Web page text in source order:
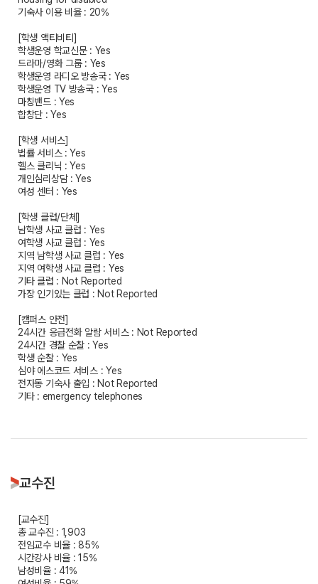
기숙사 이용 비율 : 20%
[학생 액티비티]
학생운영 학교신문 : Yes
드라마/영화 그룹 : Yes
학생운영 라디오 방송국 : Yes
학생운영 TV 방송국 : Yes
마칭밴드 : Yes
합창단 : Yes
[학생 서비스]
법률 서비스 : Yes
헬스 클리닉 : Yes
개인심리상담 : Yes
여성 센터 : Yes
[학생 클럽/단체]
남학생 사교 클럽 : Yes
여학생 사교 클럽 : Yes
지역 남학생 사교 클럽 : Yes
지역 여학생 사교 클럽 : Yes
기타 클럽 : Not Reported
가장 인기있는 클럽 : Not Reported
[캠퍼스 안전]
24시간 응급전화 알람 서비스 : Not Reported
24시간 경찰 순찰 : Yes
학생 순찰 : Yes
심야 에스코드 서비스 : Yes
전자동 기숙사 출입 : Not Reported
기타 : emergency telephones
교수진
[교수진]
총 교수진 : 1,903
전임교수 비율 : 85%
시간강사 비율 : 15%
남성비율 : 41%